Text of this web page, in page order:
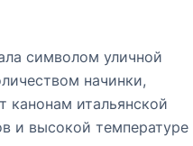
символом уличной
начинки,
канонам итальянской
и высокой температуре